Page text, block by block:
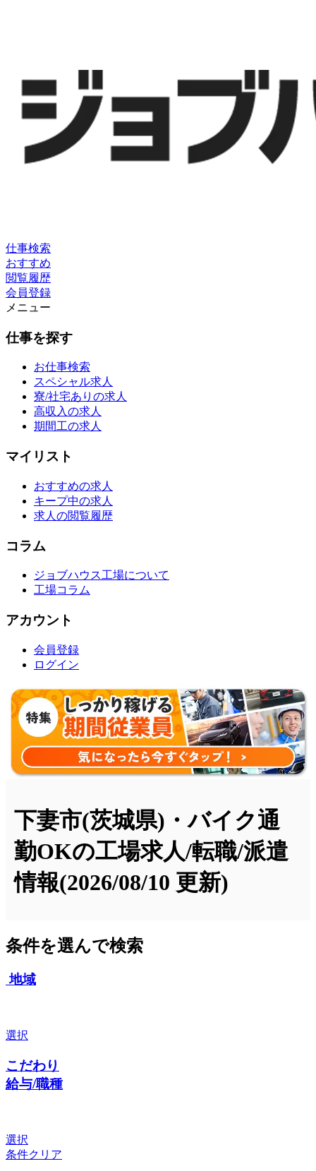
仕事検索
おすすめ
閲覧履歴
会員登録
メニュー
仕事を探す
お仕事検索
スペシャル求人
寮/社宅ありの求人
高収入の求人
期間工の求人
マイリスト
おすすめの求人
キープ中の求人
求人の閲覧履歴
コラム
ジョブハウス工場について
工場コラム
アカウント
会員登録
ログイン
下妻市(茨城県)・バイク通
勤OKの工場求人/転職/派遣
情報(2026/08/10 更新)
条件を選んで検索
地域
選択
こだわり
給与/職種
選択
条件クリア